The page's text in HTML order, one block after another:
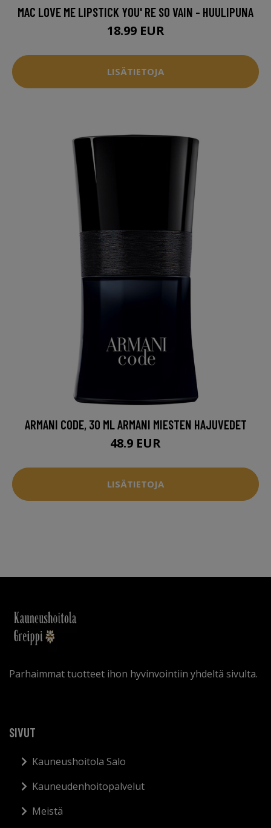
MAC LOVE ME LIPSTICK YOU' RE SO VAIN - HUULIPUNA
18.99 EUR
LISÄTIETOJA
ARMANI CODE, 30 ML ARMANI MIESTEN HAJUVEDET
48.9 EUR
LISÄTIETOJA
Parhaimmat tuotteet ihon hyvinvointiin yhdeltä sivulta.
SIVUT
Kauneushoitola Salo
Kauneudenhoitopalvelut
Meistä